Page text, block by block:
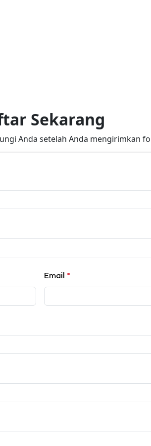
Sekarang
Anda setelah Anda mengirimkan
Email *